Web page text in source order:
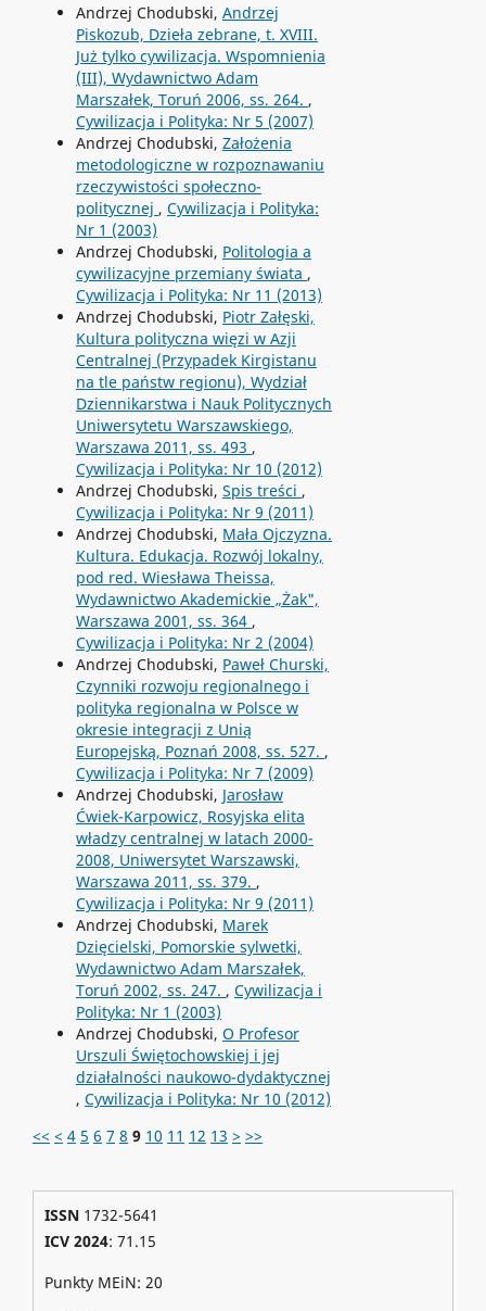
Andrzej Chodubski, Andrzej
Piskozub, Dzieła zebrane, t. XVIII.
Już tylko cywilizacja. Wspomnienia
(III), Wydawnictwo Adam
Marszałek, Toruń 2006, ss. 264. ,
Cywilizacja i Polityka: Nr 5 (2007)
Andrzej Chodubski, Założenia
metodologiczne w rozpoznawaniu
rzeczywistości społeczno-
politycznej , Cywilizacja i Polityka:
Nr 1 (2003)
Andrzej Chodubski, Politologia a
cywilizacyjne przemiany świata ,
Cywilizacja i Polityka: Nr 11 (2013)
Andrzej Chodubski, Piotr Załęski,
Kultura polityczna więzi w Azji
Centralnej (Przypadek Kirgistanu
na tle państw regionu), Wydział
Dziennikarstwa i Nauk Politycznych
Uniwersytetu Warszawskiego,
Warszawa 2011, ss. 493 ,
Cywilizacja i Polityka: Nr 10 (2012)
Andrzej Chodubski, Spis treści ,
Cywilizacja i Polityka: Nr 9 (2011)
Andrzej Chodubski, Mała Ojczyzna.
Kultura. Edukacja. Rozwój lokalny,
pod red. Wiesława Theissa,
Wydawnictwo Akademickie „Żak",
Warszawa 2001, ss. 364 ,
Cywilizacja i Polityka: Nr 2 (2004)
Andrzej Chodubski, Paweł Churski,
Czynniki rozwoju regionalnego i
polityka regionalna w Polsce w
okresie integracji z Unią
Europejską, Poznań 2008, ss. 527. ,
Cywilizacja i Polityka: Nr 7 (2009)
Andrzej Chodubski, Jarosław
Ćwiek-Karpowicz, Rosyjska elita
władzy centralnej w latach 2000-
2008, Uniwersytet Warszawski,
Warszawa 2011, ss. 379. ,
Cywilizacja i Polityka: Nr 9 (2011)
Andrzej Chodubski, Marek
Dzięcielski, Pomorskie sylwetki,
Wydawnictwo Adam Marszałek,
Toruń 2002, ss. 247. , Cywilizacja i
Polityka: Nr 1 (2003)
Andrzej Chodubski, O Profesor
Urszuli Świętochowskiej i jej
działalności naukowo-dydaktycznej
, Cywilizacja i Polityka: Nr 10 (2012)
<< < 4 5 6 7 8 9 10 11 12 13 > >>
ISSN1732-5641
ICV 2024: 71.15
Punkty MEiN: 20